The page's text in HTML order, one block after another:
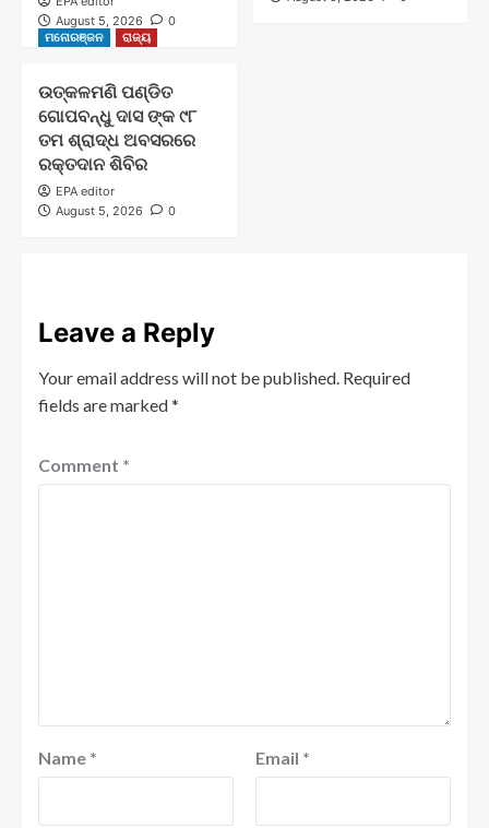
August 5, 2026
0
ମନୋରଞ୍ଜନ ରାଜ୍ୟ
ଉତ୍କଳମଣି ପଣ୍ଡିତ
ଗୋପବନ୍ଧୁ ଦାସ ଙ୍କ ୯୮
ତମ ଶ୍ରାଦ୍ଧ ଅବସରରେ
ରକ୍ତଦାନ ଶିବିର
EPA editor
August 5, 2026
0
Leave a Reply
Your email address will not be published. Required
fields are marked*
Comment *
Name * Email *